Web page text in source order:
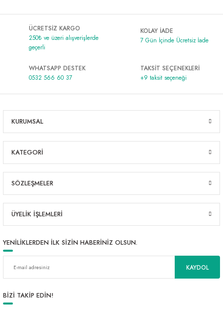
1.299,00 ₺
ÜCRETSİZ KARGO
250₺ ve üzeri alışverişlerde
geçerli
KOLAY İADE
7 Gün İçinde Ücretsiz İade
WHATSAPP DESTEK
0532 566 60 37
TAKSİT SEÇENEKLERİ
+9 taksit seçeneği
KURUMSAL
KATEGORİ
SÖZLEŞMELER
ÜYELİK İŞLEMLERİ
YENİLİKLERDEN İLK SİZİN HABERİNİZ OLSUN.
KAYDOL
BİZİ TAKİP EDİN!